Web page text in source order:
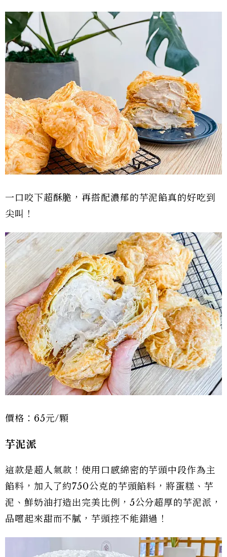
一口咬下超酥脆，再搭配濃郁的芋泥餡真的好吃到
尖叫！
價格：65元/顆
芋泥派
這款是超人氣款！使用口感綿密的芋頭中段作為主
餡料，加入了約750公克的芋頭餡料，將蛋糕、芋
泥、鮮奶油打造出完美比例，5公分超厚的芋泥派，
品嚐起來甜而不膩，芋頭控不能錯過！